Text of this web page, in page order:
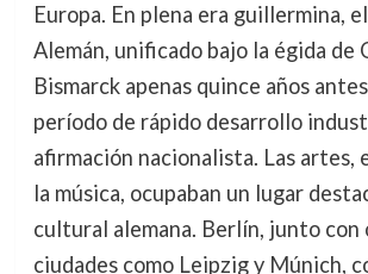
Europa. En plena era guillermina,
Alemán, unificado bajo la égida de
Bismarck apenas quince años
período de rápido desarrollo
afirmación nacionalista. Las artes,
la música, ocupaban un lugar
cultural alemana. Berlín, junto con
ciudades como Leipzig y Múnich,